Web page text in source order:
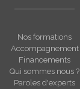
Nos formations
Accompagnement
Financements
Qui sommes nous ?
Paroles d'experts